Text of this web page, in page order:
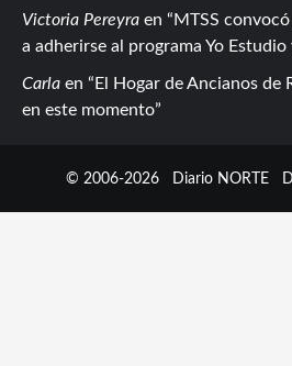
Victoria Pereyra en
MTSS
a adherirse al programa Yo Estudio
Carla en
El Hogar de Ancianos de
en este momento
© 2006-2026 Diario NORTE